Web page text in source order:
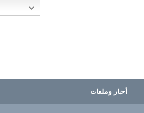
أخبار وملفات